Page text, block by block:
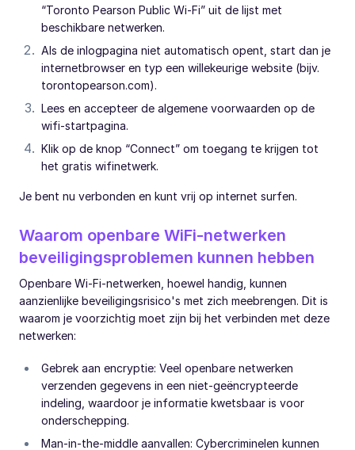
“Toronto Pearson Public Wi-Fi” uit de lijst met
beschikbare netwerken.
Als de inlogpagina niet automatisch opent, start dan je
internetbrowser en typ een willekeurige website (bijv.
torontopearson.com).
Lees en accepteer de algemene voorwaarden op de
wifi-startpagina.
Klik op de knop “Connect” om toegang te krijgen tot
het gratis wifinetwerk.
Je bent nu verbonden en kunt vrij op internet surfen.
Waarom openbare WiFi-netwerken
beveiligingsproblemen kunnen hebben
Openbare Wi-Fi-netwerken, hoewel handig, kunnen
aanzienlijke beveiligingsrisico's met zich meebrengen. Dit is
waarom je voorzichtig moet zijn bij het verbinden met deze
netwerken:
Gebrek aan encryptie: Veel openbare netwerken
verzenden gegevens in een niet-geëncrypteerde
indeling, waardoor je informatie kwetsbaar is voor
onderschepping.
Man-in-the-middle aanvallen: Cybercriminelen kunnen